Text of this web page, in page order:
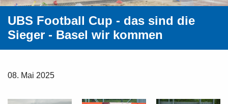
UBS Football Cup - das sind die
Sieger - Basel wir kommen
08. Mai 2025